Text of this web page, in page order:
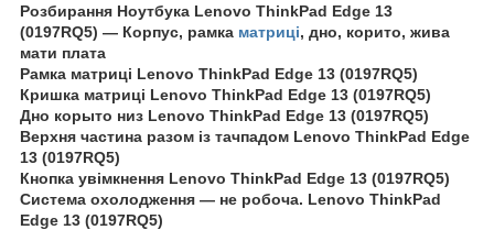
Розбирання Ноутбука Lenovo ThinkPad Edge 13
(0197RQ5) — Корпус, рамка матриці, дно, корито, жива
мати плата
Рамка матриці Lenovo ThinkPad Edge 13 (0197RQ5)
Кришка матриці Lenovo ThinkPad Edge 13 (0197RQ5)
Дно корыто низ Lenovo ThinkPad Edge 13 (0197RQ5)
Верхня частина разом із тачпадом Lenovo ThinkPad Edge
13 (0197RQ5)
Кнопка увімкнення Lenovo ThinkPad Edge 13 (0197RQ5)
Система охолодження — не робоча. Lenovo ThinkPad
Edge 13 (0197RQ5)